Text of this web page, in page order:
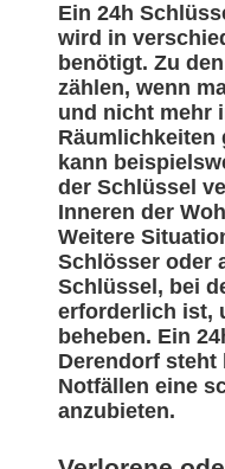
Ein 24h
wird in
benötigt. Zu
zählen, wenn
und nicht mehr
Räumlichkeiten
kann
der Schlüssel
Inneren der
Weitere
Schlösser oder
Schlüssel, bei
erforderlich ist,
beheben. Ein
Derendorf steht
Notfällen eine
anzubieten.